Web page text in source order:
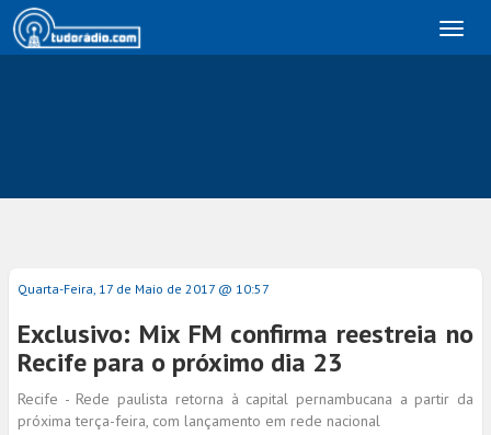
Quarta-Feira, 17 de Maio de 2017 @ 10:57
Exclusivo: Mix FM confirma reestreia no
Recife para o próximo dia 23
Recife - Rede paulista retorna à capital pernambucana a partir da
próxima terça-feira, com lançamento em rede nacional